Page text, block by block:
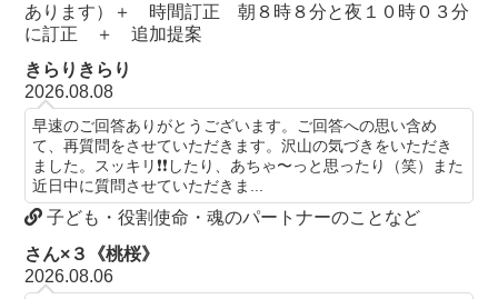
あります）＋ 時間訂正 朝８時８分と夜１０時０３分
に訂正 ＋ 追加提案
きらりきらり
2026.08.08
早速のご回答ありがとうございます。ご回答への思い含め
て、再質問をさせていただきます。沢山の気づきをいただき
ました。スッキリ❗️❗️したり、あちゃ〜っと思ったり（笑）また
近日中に質問させていただきま...
子ども・役割使命・魂のパートナーのことなど
さん×３《桃桜》
2026.08.06